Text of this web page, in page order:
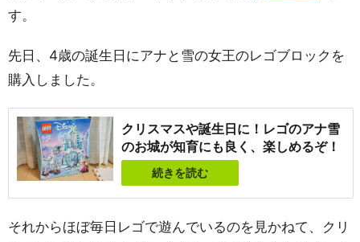
す。
先日、4歳の誕生日にアナと雪の女王のレゴブロックを
購入しました。
クリスマスや誕生日に！レゴのアナ雪
のお城が知育にも良く、楽しめるぞ！
続きを読む
それからほぼ毎日レゴで遊んでいるのを見かねて、クリ